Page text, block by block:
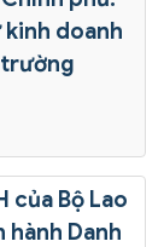
doanh
của Bộ Lao
hành Danh